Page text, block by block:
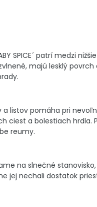
SPICE´ patrí medzi
majú lesklý
listov pomáha pri
ciest a bolestiach
reumy.
na slnečné
jej nechali dostatok